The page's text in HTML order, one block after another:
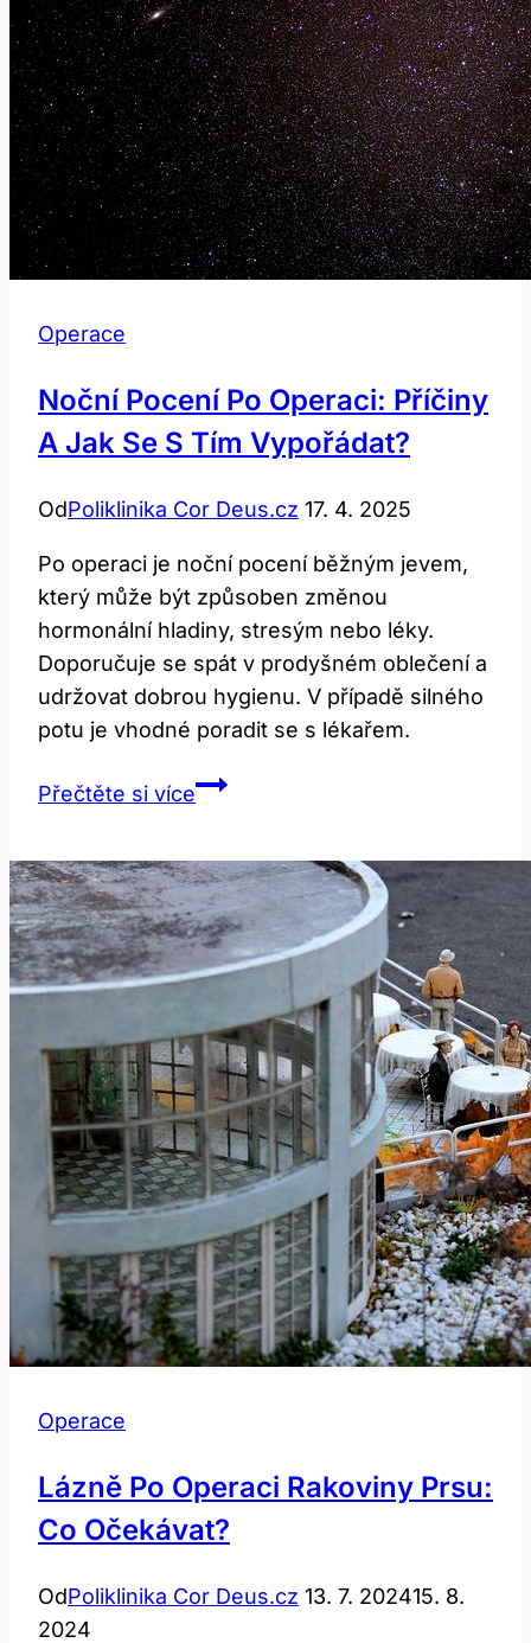
Operace
Noční Pocení Po Operaci: Příčiny
A Jak Se S Tím Vypořádat?
OdPoliklinika Cor Deus.cz 17. 4. 2025
Po operaci je noční pocení běžným jevem,
který může být způsoben změnou
hormonální hladiny, stresým nebo léky.
Doporučuje se spát v prodyšném oblečení a
udržovat dobrou hygienu. V případě silného
potu je vhodné poradit se s lékařem.
Přečtěte si víceNoční
operaci:
Příčiny
a
jak
tím
vypořádat?
Operace
Lázně Po Operaci Rakoviny Prsu:
Co Očekávat?
OdPoliklinika Cor Deus.cz 13. 7. 202415. 8.
2024